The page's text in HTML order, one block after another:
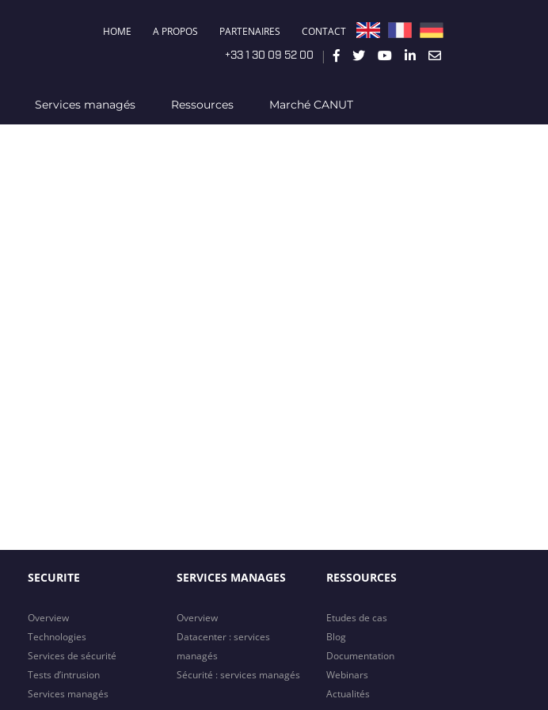
HOME A PROPOS PARTENAIRES CONTACT
+33 1 30 09 52 00 |
Services managés Ressources Marché CANUT
SECURITE
Overview
Technologies
Services de sécurité
Tests d’intrusion
Services managés
SERVICES MANAGES
Overview
Datacenter : services
managés
Sécurité : services managés
RESSOURCES
Etudes de cas
Blog
Documentation
Webinars
Actualités